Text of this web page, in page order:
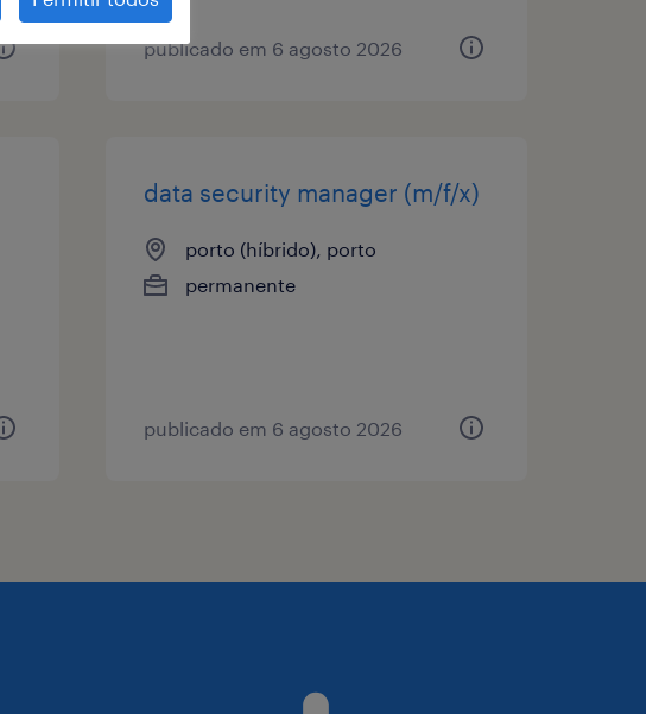
publicado em 6 agosto 2026
data security manager (m/f/x)
porto (híbrido), porto
permanente
publicado em 6 agosto 2026